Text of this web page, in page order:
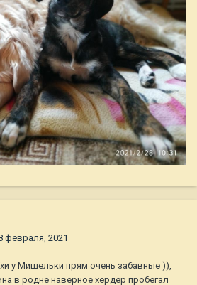
февраля, 2021
у Мишельки прям очень забавные )),
в родне наверное хердер пробегал